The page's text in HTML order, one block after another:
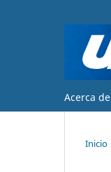
Acerca de
Inicio